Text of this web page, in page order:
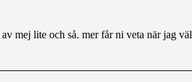
mej lite och så. mer får ni veta när jag väl